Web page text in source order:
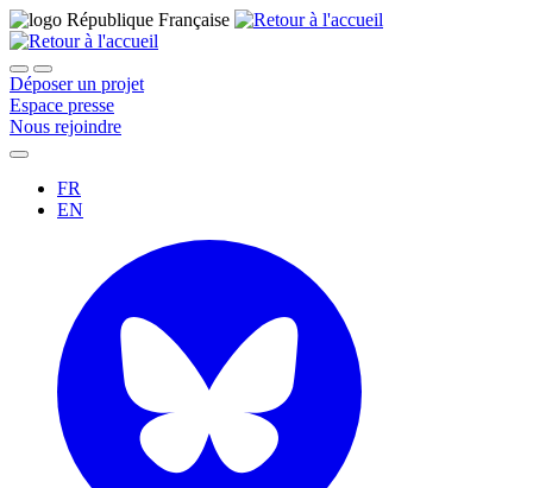
Déposer un projet
Espace presse
Nous rejoindre
FR
EN